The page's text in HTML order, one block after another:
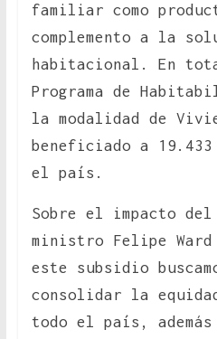
familiar como
complemento a la
habitacional. En
Programa de
la modalidad de
beneficiado a
el país.
Sobre el impacto
ministro Felipe Ward
este subsidio
consolidar la
todo el país,